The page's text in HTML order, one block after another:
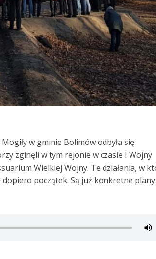
w gminie Bolimów odbyła się
zginęli w tym rejonie w czasie I Wojny
Wielkiej Wojny. Te działania, w
dopiero początek. Są już konkretne plany